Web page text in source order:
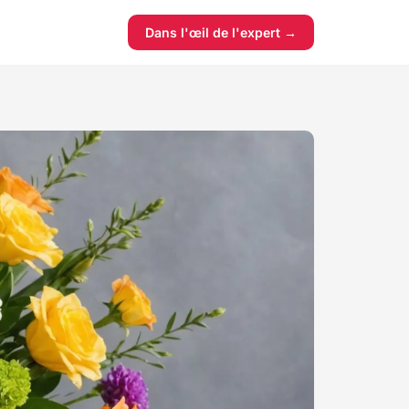
Dans l'œil de l'expert →